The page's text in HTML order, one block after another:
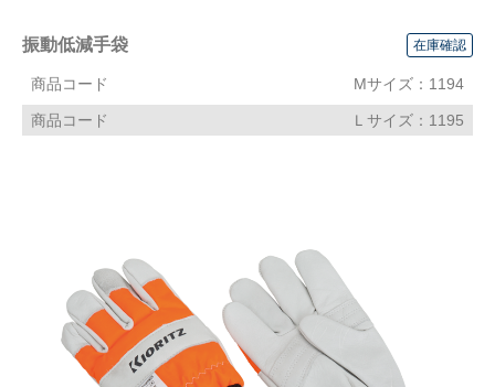
振動低減手袋
商品コード Mサイズ：1194
商品コード Ｌサイズ：1195